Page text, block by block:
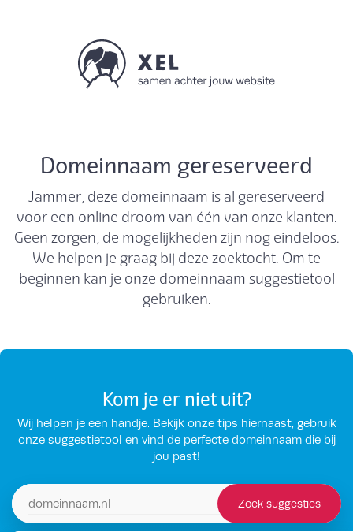
Domeinnaam gereserveerd
Jammer, deze domeinnaam is al gereserveerd
voor een online droom van één van onze klanten.
Geen zorgen, de mogelijkheden zijn nog eindeloos.
We helpen je graag bij deze zoektocht. Om te
beginnen kan je onze domeinnaam suggestietool
gebruiken.
Kom je er niet uit?
Wij helpen je een handje. Bekijk onze tips hiernaast, gebruik
onze suggestietool en vind de perfecte domeinnaam die bij
jou past!
Zoek domeinsuggesties Zoek suggesties